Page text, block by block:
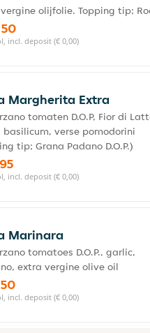
olijfolie. Topping tip;
incl. deposit (€ 0,00)
Margherita Extra
tomaten D.O.P, Fior di
basilicum, verse pomodorini
tip; Grana Padano D.O.P.)
incl. deposit (€ 0,00)
Marinara
tomatoes D.O.P., garlic,
extra vergine olive oil
incl. deposit (€ 0,00)